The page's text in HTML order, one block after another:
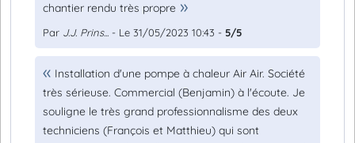
chantier rendu très propre
Par J.J. Prins... - Le 31/05/2023 10:43 - 5/5
Installation d'une pompe à chaleur Air Air. Société
très sérieuse. Commercial (Benjamin) à l'écoute. Je
souligne le très grand professionnalisme des deux
techniciens (François et Matthieu) qui sont